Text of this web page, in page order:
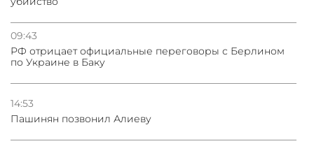
09:43
РФ отрицает официальные переговоры с Берлином
по Украине в Баку
14:53
Пашинян позвонил Алиеву